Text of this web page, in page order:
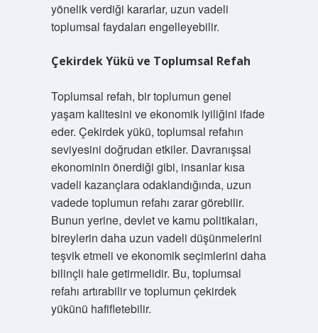
yönelik verdiği kararlar, uzun vadeli
toplumsal faydaları engelleyebilir.
Çekirdek Yükü ve Toplumsal Refah
Toplumsal refah, bir toplumun genel
yaşam kalitesini ve ekonomik iyiliğini ifade
eder. Çekirdek yükü, toplumsal refahın
seviyesini doğrudan etkiler. Davranışsal
ekonominin önerdiği gibi, insanlar kısa
vadeli kazançlara odaklandığında, uzun
vadede toplumun refahı zarar görebilir.
Bunun yerine, devlet ve kamu politikaları,
bireylerin daha uzun vadeli düşünmelerini
teşvik etmeli ve ekonomik seçimlerini daha
bilinçli hale getirmelidir. Bu, toplumsal
refahı artırabilir ve toplumun çekirdek
yükünü hafifletebilir.